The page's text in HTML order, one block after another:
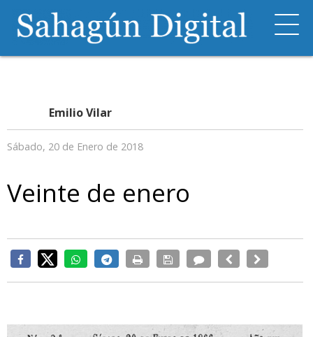
Emilio Vilar
Sábado, 20 de Enero de 2018
Veinte de enero